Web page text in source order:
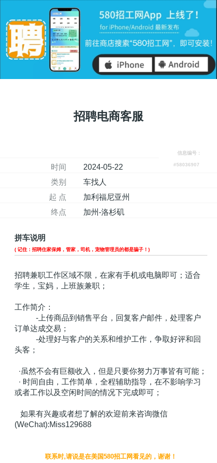
招聘电商客服
信息编号：
#58036907
时间
2024-05-22
类别
车找人
起 点
加利福尼亚州
终点
加州-洛杉矶
拼车说明
( 记住：招聘住家保姆，管家，司机，宠物管理员的都是骗子！)
招聘兼职工作区域不限，在家有手机或电脑即可；适合
学生，宝妈，上班族兼职；
工作简介：
-上传商品到销售平台，回复客户邮件，处理客户
订单达成交易；
-处理好与客户的关系和维护工作，争取好评和回
头客；
·虽然不会有巨额收入，但是只要你努力万事皆有可能；
· 时间自由，工作简单，全程辅助指导，在不影响学习
或者工作以及空闲时间的情况下完成即可；
如果有兴趣或者想了解的欢迎前来咨询微信
(WeChat):Miss129688
联系时,请说是在美国580招工网看见的，谢谢！